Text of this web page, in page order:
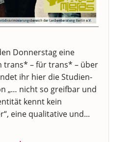
Donnerstag eine
trans* – für trans* – über
ihr hier die Studien-
„… nicht so greifbar und
kennt kein
eine qualitative und...